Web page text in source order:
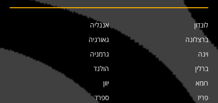
לונדון
ברצלונה
וינה
ברלין
רומא
פריז
אנגליה
גאורגיה
גרמניה
הולנד
יוון
ספרד